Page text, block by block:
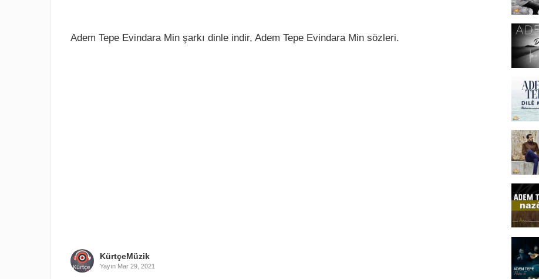
Adem Tepe Evindara Min şarkı dinle indir, Adem Tepe Evindara Min sözleri.
KürtçeMüzik
Yayın Mar 29, 2021